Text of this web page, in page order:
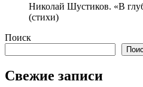
Николай Шустиков. «В
(стихи)
Поиск
Свежие записи